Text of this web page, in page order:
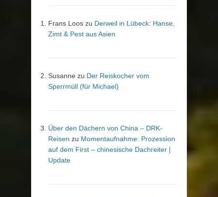
Frans Loos zu Derweil in Lübeck: Hanse,
Zimt & Pest aus Asien
Susanne zu Der Reiskocher vom
Sperrmüll (für Michael)
Über den Dächern von China – DRK-
Reisen zu Momentaufnahme: Prozession
auf dem First – chinesische Dachreiter |
Update